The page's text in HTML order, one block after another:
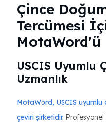
Çince
Tercümesi
MotaWord'ü
USCIS Uyumlu
Uzmanlık
MotaWord, USCIS uyumlu
çeviri şirketidir. Profesyonel